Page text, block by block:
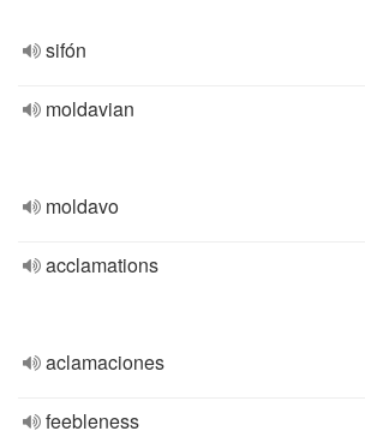
sifón
moldavian
moldavo
acclamations
aclamaciones
feebleness